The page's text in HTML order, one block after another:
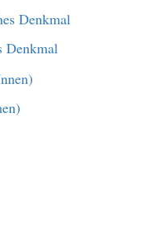
Denkmal